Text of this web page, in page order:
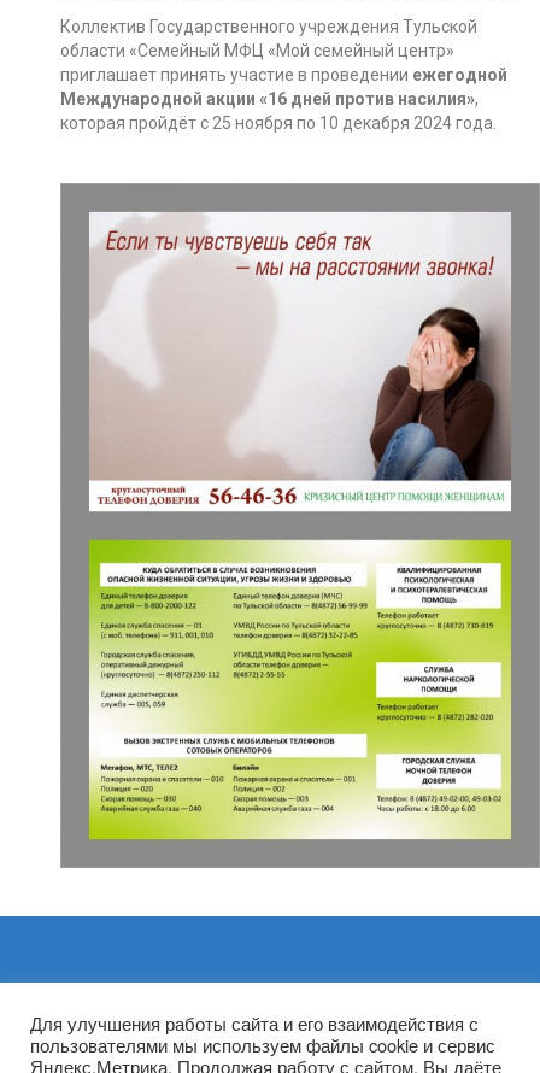
Коллектив Государственного учреждения Тульской
области «Семейный МФЦ «Мой семейный центр»
приглашает принять участие в проведении ежегодной
Международной акции «16 дней против насилия»,
которая пройдёт с 25 ноября по 10 декабря 2024 года.
Архивы
Для улучшения работы сайта и его взаимодействия с
пользователями мы используем файлы cookie и сервис
Яндекс.Метрика. Продолжая работу с сайтом, Вы даёте